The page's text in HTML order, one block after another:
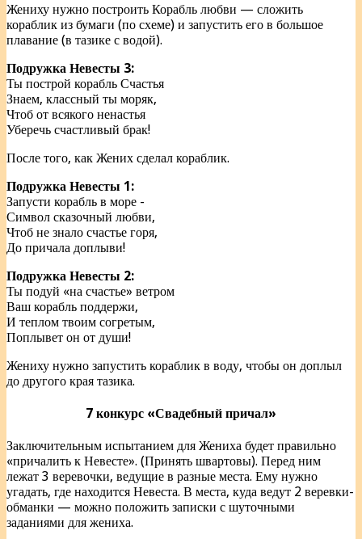
Жениху нужно построить Корабль любви — сложить
кораблик из бумаги (по схеме) и запустить его в большое
плавание (в тазике с водой).
Подружка Невесты 3:
Ты построй корабль Счастья
Знаем, классный ты моряк,
Чтоб от всякого ненастья
Уберечь счастливый брак!
После того, как Жених сделал кораблик.
Подружка Невесты 1:
Запусти корабль в море -
Символ сказочный любви,
Чтоб не знало счастье горя,
До причала доплыви!
Подружка Невесты 2:
Ты подуй «на счастье» ветром
Ваш корабль поддержи,
И теплом твоим согретым,
Поплывет он от души!
Жениху нужно запустить кораблик в воду, чтобы он доплыл
до другого края тазика.
7 конкурс «Свадебный причал»
Заключительным испытанием для Жениха будет правильно
«причалить к Невесте». (Принять швартовы). Перед ним
лежат 3 веревочки, ведущие в разные места. Ему нужно
угадать, где находится Невеста. В места, куда ведут 2 веревки-
обманки — можно положить записки с шуточными
заданиями для жениха.